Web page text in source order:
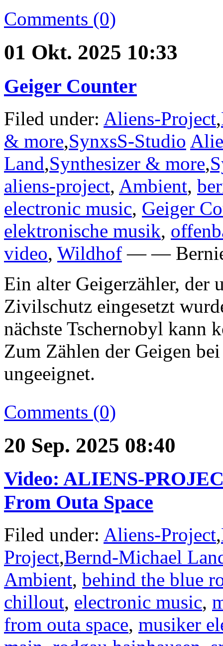
Comments (0)
01 Okt. 2025 10:33
Geiger Counter
Filed under: Aliens-Project,
& more,SynxsS-Studio
Land,Synthesizer & more,
aliens-project, Ambient,
electronic music, Geiger
elektronische musik,
video, Wildhof — — Bernie
Ein alter Geigerzähler, der
Zivilschutz eingesetzt
nächste Tschernobyl kann
Zum Zählen der Geigen
ungeeignet.
Comments (0)
20 Sep. 2025 08:40
Video: ALIENS-
From Outa Space
Filed under: Aliens-Project,
Project,Bernd-Michael
Ambient, behind the blue
chillout, electronic music,
from outa space, musiker